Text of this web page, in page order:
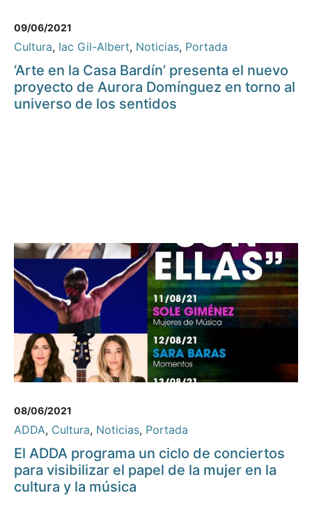
09/06/2021
Cultura, Iac Gil-Albert, Noticias, Portada
‘Arte en la Casa Bardín’ presenta el nuevo
proyecto de Aurora Domínguez en torno al
universo de los sentidos
08/06/2021
ADDA, Cultura, Noticias, Portada
El ADDA programa un ciclo de conciertos
para visibilizar el papel de la mujer en la
cultura y la música